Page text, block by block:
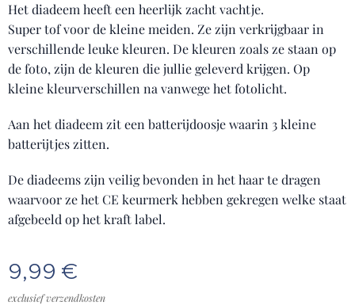
Het diadeem heeft een heerlijk zacht vachtje.
Super tof voor de kleine meiden. Ze zijn verkrijgbaar in
verschillende leuke kleuren. De kleuren zoals ze staan op
de foto, zijn de kleuren die jullie geleverd krijgen. Op
kleine kleurverschillen na vanwege het fotolicht.
Aan het diadeem zit een batterijdoosje waarin 3 kleine
batterijtjes zitten.
De diadeems zijn veilig bevonden in het haar te dragen
waarvoor ze het CE keurmerk hebben gekregen welke staat
afgebeeld op het kraft label.
9,99 €
exclusief verzendkosten